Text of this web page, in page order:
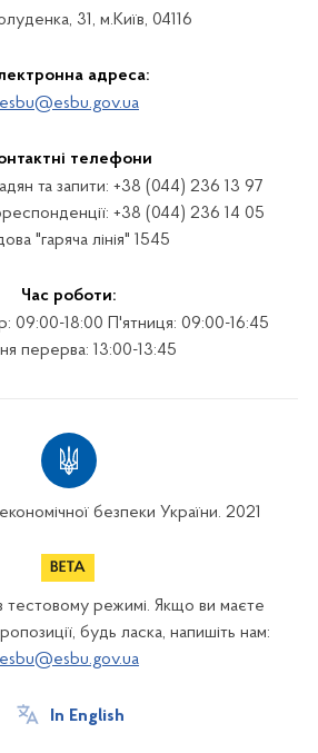
31, м.Київ, 04116
адреса:
esbu@esbu.gov.ua
телефони
та запити: +38 (044) 236 13 97
+38 (044) 236 14 05
"гаряча лінія" 1545
Час роботи:
09:00-18:00 П'ятниця: 09:00-16:45
перерва: 13:00-13:45
безпеки України. 2021
тестовому режимі. Якщо ви маєте
будь ласка, напишіть нам:
esbu@esbu.gov.ua
In English